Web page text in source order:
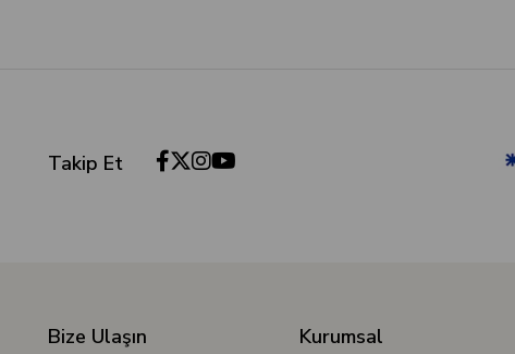
Takip Et
Bize Ulaşın Kurumsal